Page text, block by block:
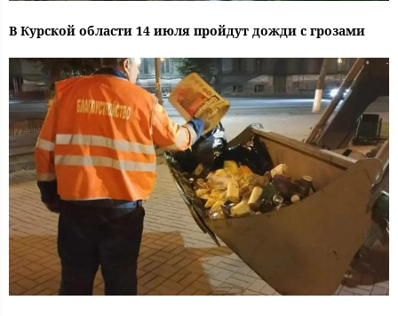
В Курской области 14 июля пройдут дожди с грозами